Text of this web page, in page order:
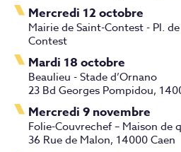
Le bilan du maître d'ouvrage
Mercredi 12 octobre
Mairie de Saint-Contest - Pl.
Contest
Mardi 18 octobre
Beaulieu - Stade d’Ornano
23 Bd Georges Pompidou,
Mercredi 9 novembre
Folie-Couvrechef – Maison de
36 Rue de Malon, 14000 Caen